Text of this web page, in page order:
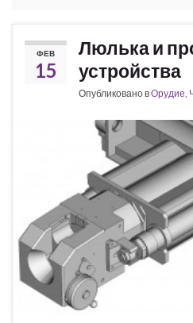
ФЕВ
15
Люлька и
устройства
Опубликовано вОрудие,